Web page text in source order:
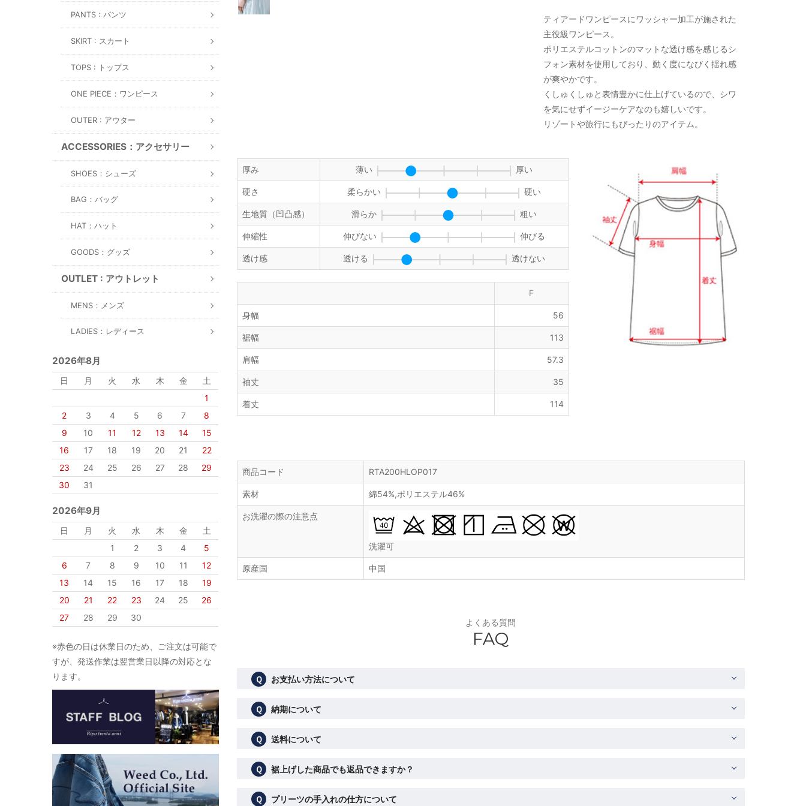
PANTS : パンツ
SKIRT : スカート
TOPS : トップス
ONE PIECE：ワンピース
OUTER : アウター
ACCESSORIES：アクセサリー
SHOES：シューズ
BAG：バッグ
HAT：ハット
GOODS：グッズ
OUTLET : アウトレット
MENS：メンズ
LADIES：レディース
2026年8月
日 月 火 水 木 金
土
1
2
3 4 5 6 7
8
9
10 11 12 13 14
15
16
17 18 19 20 21
22
23
24 25 26 27 28
29
30
31
2026年9月
日 月 火 水 木 金
土
1
2 3 4
5
6
7 8 9 10 11
12
13
14 15 16 17 18
19
20
21 22 23 24 25
26
27
28 29 30
※赤色の日は休業日のため、ご注文は可能で
すが、発送作業は翌営業日以降の対応とな
ります。
ティアードワンピースにワッシャー加工が施された
主役級ワンピース。
ポリエステルコットンのマットな透け感を感じるシ
フォン素材を使用しており、動く度になびく揺れ感
が爽やかです。
くしゅくしゅと表情豊かに仕上げているので、シワ
を気にせずイージーケアなのも嬉しいです。
リゾートや旅行にもぴったりのアイテム。
厚み 薄い 厚い
硬さ 柔らかい 硬い
生地質（凹凸感） 滑らか 粗い
伸縮性 伸びない 伸びる
透け感 透ける 透けない
F
身幅 56
裾幅 113
肩幅 57.3
袖丈 35
着丈 114
商品コード RTA200HLOP017
素材 綿54%,ポリエステル46%
お洗濯の際の注意点
洗濯可
原産国 中国
よくある質問
FAQ
Ｑ お支払い方法について
Ｑ 納期について
Ｑ 送料について
Ｑ 裾上げした商品でも返品できますか？
Ｑ プリーツの手入れの仕方について